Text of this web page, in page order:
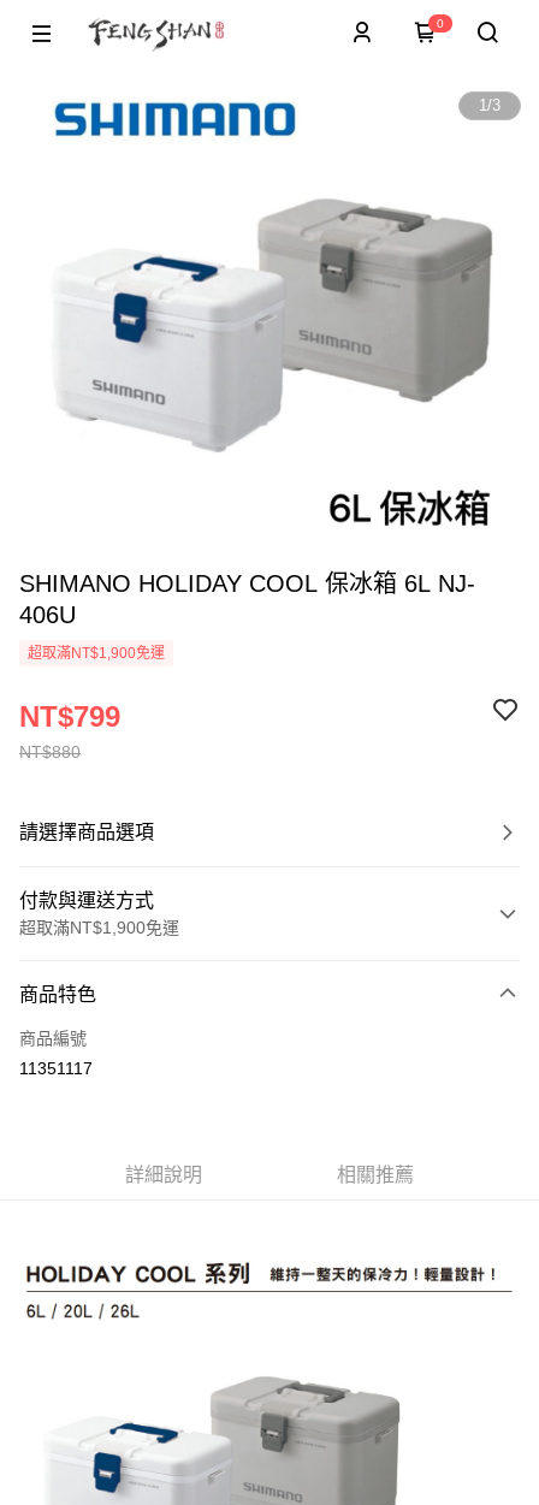
0
1/3
SHIMANO HOLIDAY COOL 保冰箱 6L NJ-
406U
超取滿NT$1,900免運
NT$880
NT$799
請選擇商品選項
付款與運送方式
超取滿NT$1,900免運
信用卡一次付款
超商取貨付款
運送方式
每筆NT$60，滿NT$1,900(含以上)免運費
7-11取貨付款
商品特色
商品編號
11351117
詳細說明 相關推薦